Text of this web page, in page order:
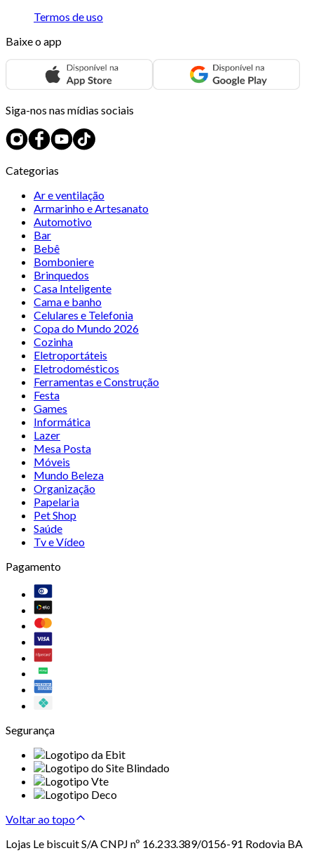
Termos de uso
Baixe o app
Siga-nos nas mídias sociais
Categorias
Ar e ventilação
Armarinho e Artesanato
Automotivo
Bar
Bebê
Bomboniere
Brinquedos
Casa Inteligente
Cama e banho
Celulares e Telefonia
Copa do Mundo 2026
Cozinha
Eletroportáteis
Eletrodomésticos
Ferramentas e Construção
Festa
Games
Informática
Lazer
Mesa Posta
Móveis
Mundo Beleza
Organização
Papelaria
Pet Shop
Saúde
Tv e Vídeo
Pagamento
Segurança
Voltar ao topo
Lojas Le biscuit S/A CNPJ nº 16.233.389/0156-91 Rodovia BA